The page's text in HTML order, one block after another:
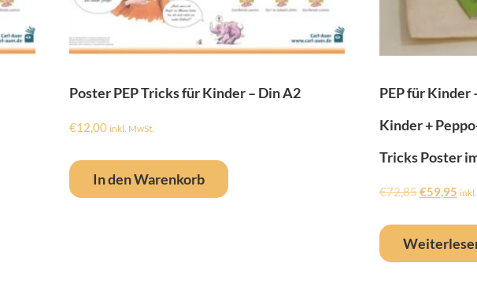
Poster PEP Tricks für Kinder – Din A2
€12,00 inkl. MwSt.
In den Warenkorb
PEP für
Kinder +
Tricks Poster
€72,85€59,95